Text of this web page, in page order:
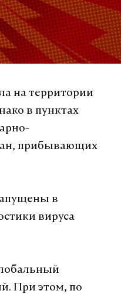
на территории
в пунктах
прибывающих
в
вируса
При этом, по